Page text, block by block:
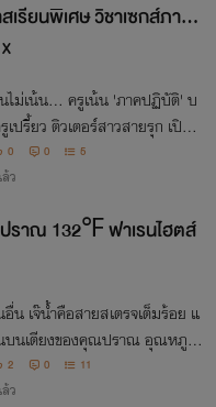
เรียนพิเศษ วิชาเซกส์ภาคป
นไม่เน้น... ครูเน้น 'ภาคปฏิบัติ' บ
เปรี้ยว ติวเตอร์สาวสายรุก เปิดค
าเซกส์ให้เด็กหนุ่มหลากสไตล์ จั
บสิก และท่ายาก "อยากสอบผ่า
0 0 5
ว
าณ 132℉ ฟาเรนไฮตส์
น เจ๊น้ำคือสายสเตรจเต็มร้อย แ
บนเตียงของคุณปราณ อุณหภูมิร่
เจ๊กลับพุ่งสูงถึง 132 องศาฟาเรน
บอกไม่ชอบผู้หญิง แต่ใส่เต็มร้อย
2 0 11
ว